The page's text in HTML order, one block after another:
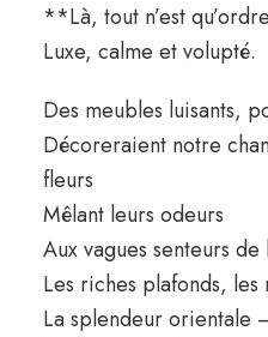
**Là, tout n’est
Luxe, calme et volupté.
Des meubles luisants,
Décoreraient notre
fleurs
Mêlant leurs odeurs
Aux vagues senteurs de
Les riches plafonds,
La splendeur orientale